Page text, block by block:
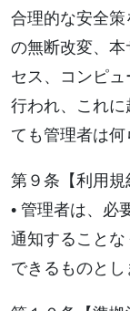
合理的な安全策
の無断改変、
セス、コンピ
行われ、これ
ても管理者は何
第９条【利用規
• 管理者は、必
通知すること
できるものとし